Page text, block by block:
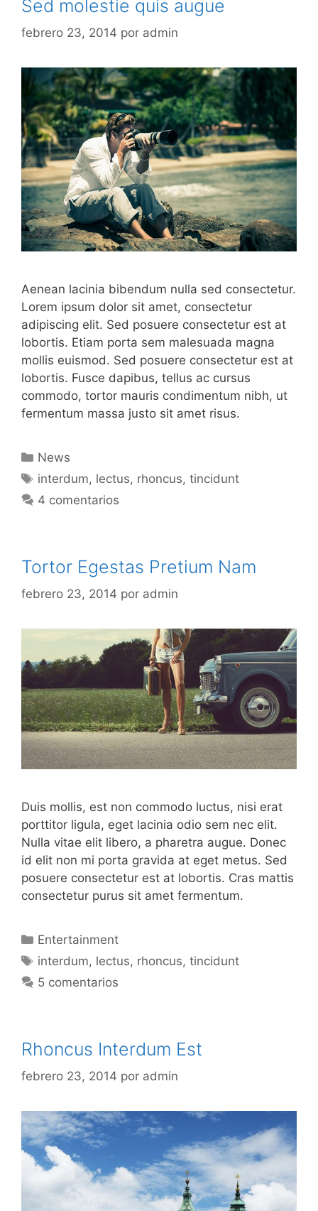
Sed molestie quis augue
febrero 23, 2014 por admin
Aenean lacinia bibendum nulla sed consectetur.
Lorem ipsum dolor sit amet, consectetur
adipiscing elit. Sed posuere consectetur est at
lobortis. Etiam porta sem malesuada magna
mollis euismod. Sed posuere consectetur est at
lobortis. Fusce dapibus, tellus ac cursus
commodo, tortor mauris condimentum nibh, ut
fermentum massa justo sit amet risus.
Categorías
News
Etiquetas
interdum, lectus, rhoncus,tincidunt
4 comentarios
Tortor Egestas Pretium Nam
febrero 23, 2014 por admin
Duis mollis, est non commodo luctus, nisi erat
porttitor ligula, eget lacinia odio sem nec elit.
Nulla vitae elit libero, a pharetra augue. Donec
id elit non mi porta gravida at eget metus. Sed
posuere consectetur est at lobortis. Cras mattis
consectetur purus sit amet fermentum.
Categorías
Entertainment
Etiquetas
interdum, lectus, rhoncus,tincidunt
5 comentarios
Rhoncus Interdum Est
febrero 23, 2014 por admin